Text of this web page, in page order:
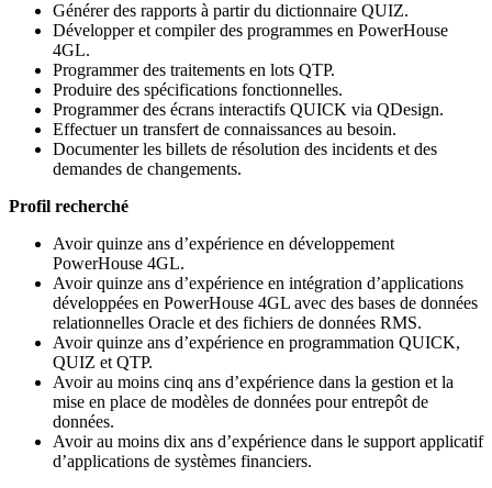
Générer des rapports à partir du dictionnaire QUIZ.
Développer et compiler des programmes en PowerHouse
4GL.
Programmer des traitements en lots QTP.
Produire des spécifications fonctionnelles.
Programmer des écrans interactifs QUICK via QDesign.
Effectuer un transfert de connaissances au besoin.
Documenter les billets de résolution des incidents et des
demandes de changements.
Profil recherché
Avoir quinze ans d’expérience en développement
PowerHouse 4GL.
Avoir quinze ans d’expérience en intégration d’applications
développées en PowerHouse 4GL avec des bases de données
relationnelles Oracle et des fichiers de données RMS.
Avoir quinze ans d’expérience en programmation QUICK,
QUIZ et QTP.
Avoir au moins cinq ans d’expérience dans la gestion et la
mise en place de modèles de données pour entrepôt de
données.
Avoir au moins dix ans d’expérience dans le support applicatif
d’applications de systèmes financiers.